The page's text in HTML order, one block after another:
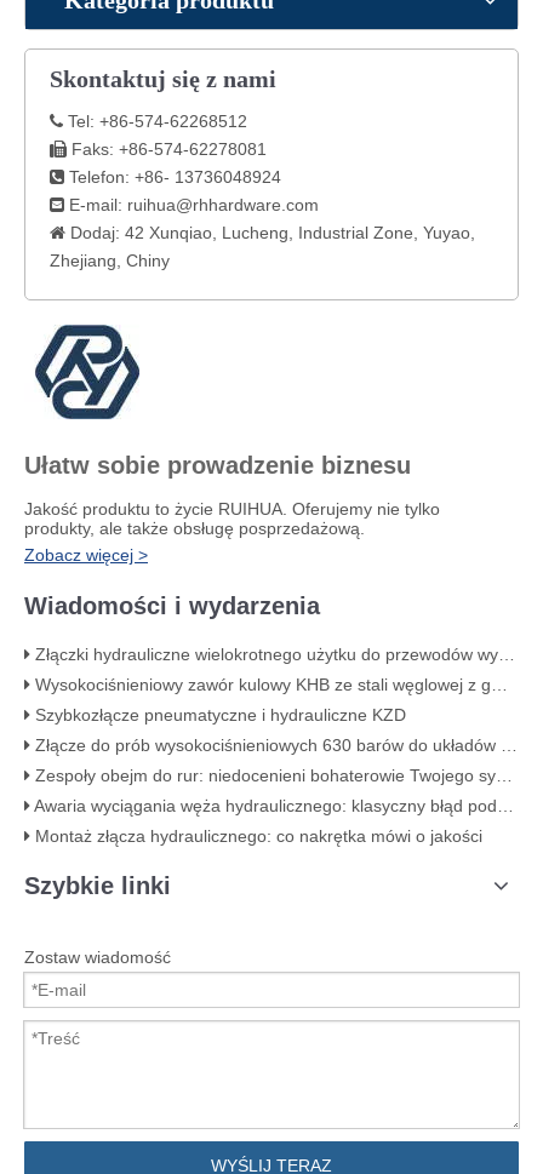
Skontaktuj się z nami
 Tel: +86-574-62268512
 Faks: +86-574-62278081
 Telefon: +86- 13736048924
 E-mail: ruihua@rhhardware.com
 Dodaj: 42 Xunqiao, Lucheng, Industrial Zone, Yuyao,
Zhejiang, Chiny
Ułatw sobie prowadzenie biznesu
Jakość produktu to życie RUIHUA. Oferujemy nie tylko
produkty, ale także obsługę posprzedażową.
Zobacz więcej >
Wiadomości i wydarzenia
Złączki hydrauliczne wielokrotnego użytku do przewodów wysokociśnieniowych
Wysokociśnieniowy zawór kulowy KHB ze stali węglowej z gwintem wewnętrznym – KHB-G3/4
Szybkozłącze pneumatyczne i hydrauliczne KZD
Złącze do prób wysokociśnieniowych 630 barów do układów hydraulicznych
Zespoły obejm do rur: niedocenieni bohaterowie Twojego systemu rurociągów
Awaria wyciągania węża hydraulicznego: klasyczny błąd podczas zaciskania (z widocznym dowodem)
Montaż złącza hydraulicznego: co nakrętka mówi o jakości​
Szybkie linki
Zostaw wiadomość
WYŚLIJ TERAZ